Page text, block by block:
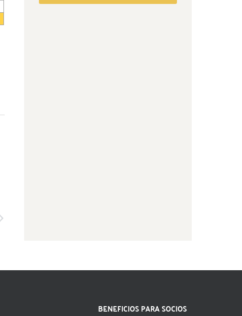
BENEFICIOS PARA SOCIOS